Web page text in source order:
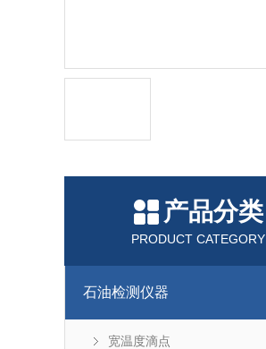
产品分类
PRODUCT CATEGORY
石油检测仪器
宽温度滴点